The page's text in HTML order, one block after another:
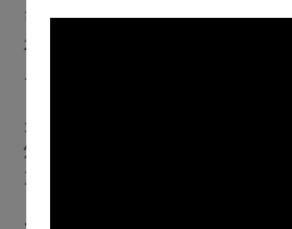
引兩位鋼琴家。
本場音樂會將以雙鋼琴形式，帶
夫《第二號雙鋼琴組曲》。樂曲
炫技等繽紛元素，將帶領觀眾感
力與強韌的生命力。